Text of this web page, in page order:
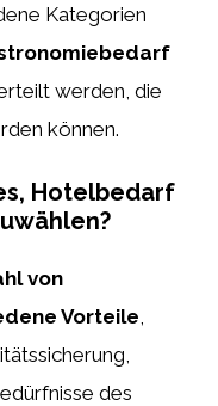
Kategorien
werden, die
können.
Hotelbedarf
von
Vorteile,
des